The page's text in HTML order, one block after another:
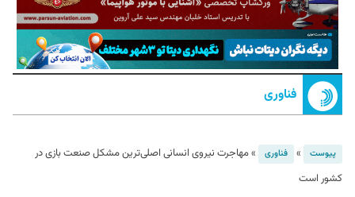
فناوری
پیوست » فناوری »مهاجرت نیروی انسانی اصلی‌ترین مشکل صنعت بازی در
کشور است